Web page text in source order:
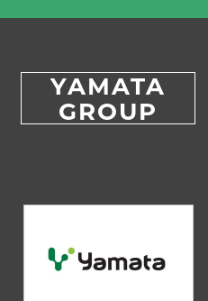
YAMATA
GROUP